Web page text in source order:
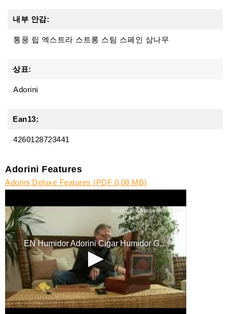
내부 안감:
통풍 립 엑스트라 스트롱 스팀 스페인 삼나무
상표:
Adorini
Ean13:
4260128723441
Adorini Features
Adorini Deluxe Features (PDF 0,08 MB)